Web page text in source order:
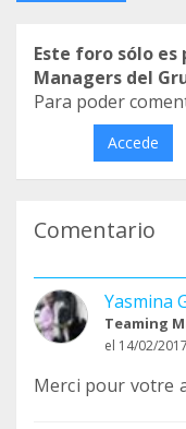
Este foro sólo
Managers del
Para poder
Accede
Comentario
Yasmina
Teaming
el 14/02/
Merci pour votre